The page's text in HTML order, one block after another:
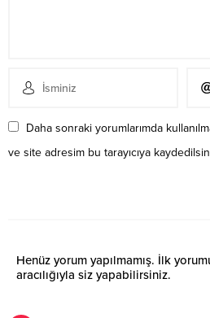
Daha sonraki yorumlarımda
ve site adresim bu tarayıcıya
Henüz yorum yapılmamış. İlk
aracılığıyla siz yapabilirsiniz.